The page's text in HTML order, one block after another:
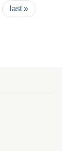
last »